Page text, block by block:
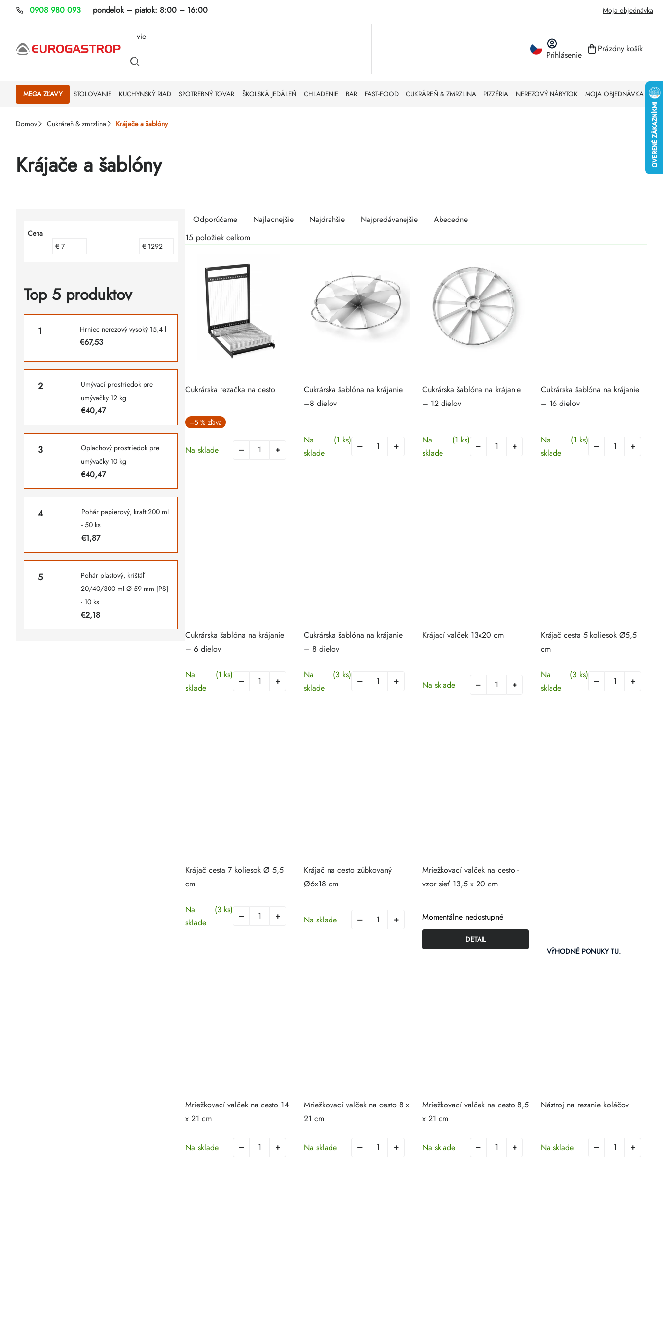
Prejsť
0908 980 093 pondelok – piatok: 8:00 – 16:00 Moja objednávka
Prihlásenie NÁKUPNÝ
Prázdny košík
MEGA ZĽAVY STOLOVANIE KUCHYNSKÝ RIAD SPOTREBNÝ TOVAR ŠKOLSKÁ JEDÁLEŇ CHLADENIE BAR FAST-FOOD CUKRÁREŇ & ZMRZLINA PIZZÉRIA NEREZOVÝ NÁBYTOK MOJA OBJEDNÁVKA
Domov Cukráreň & zmrzlina Krájače a šablóny
Krájače a šablóny
Bočný
panel
Cena
€ 7 € 1292
Top 5 produktov
Hrniec nerezový vysoký 15,4 l
€67,53
Umývací prostriedok pre
umývačky 12 kg
€40,47
Oplachový prostriedok pre
umývačky 10 kg
€40,47
Pohár papierový, kraft 200 ml
- 50 ks
€1,87
Pohár plastový, krištáľ
20/40/300 ml Ø 59 mm [PS]
- 10 ks
€2,18
Radenie
produktov
Odporúčame Najlacnejšie Najdrahšie Najpredávanejšie
Abecedne
15 položiek celkom
Výpis
produktov
Cukrárska rezačka na cesto
–5 %
Na sklade
Cukrárska šablóna na krájanie
–8 dielov
Na
sklade
(1 ks)
Cukrárska šablóna na krájanie
– 12 dielov
Na
sklade
(1 ks)
Cukrárska šablóna na krájanie
– 16 dielov
Na
sklade
(1 ks)
Cukrárska šablóna na krájanie
– 6 dielov
Na
sklade
(1 ks)
Cukrárska šablóna na krájanie
– 8 dielov
Na
sklade
(3 ks)
Krájací valček 13x20 cm
Na sklade
Krájač cesta 5 koliesok Ø5,5
cm
Na
sklade
(3 ks)
Krájač cesta 7 koliesok Ø 5,5
cm
Na
sklade
(3 ks)
Krájač na cesto zúbkovaný
Ø6x18 cm
Na sklade
Mriežkovací valček na cesto -
vzor sieť 13,5 x 20 cm
Momentálne nedostupné
DETAIL
VÝHODNÉ PONUKY TU.
Mriežkovací valček na cesto 14
x 21 cm
Na sklade
Mriežkovací valček na cesto 8 x
21 cm
Na sklade
Mriežkovací valček na cesto 8,5
x 21 cm
Na sklade
Nástroj na rezanie koláčov
Na sklade